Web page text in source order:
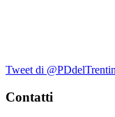
Tweet di
Contatti